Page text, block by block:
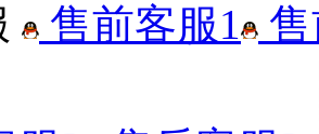
售前客服1